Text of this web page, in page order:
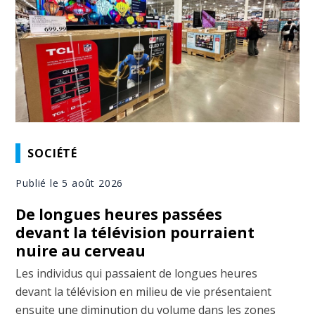
SOCIÉTÉ
Publié le 5 août 2026
De longues heures passées
devant la télévision pourraient
nuire au cerveau
Les individus qui passaient de longues heures
devant la télévision en milieu de vie présentaient
ensuite une diminution du volume dans les zones